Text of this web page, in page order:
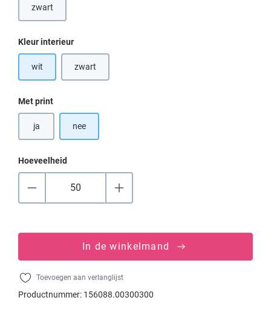
zwart(Deze optie is momenteel niet beschikbaar.)
Selecteer
Kleur interieur
wit zwart(Deze optie is momenteel niet beschikbaar.)
Selecteer
Met print
ja nee
Hoeveelheid
In de winkelmand
Toevoegen aan verlanglijst
Productnummer: 156088.00300300